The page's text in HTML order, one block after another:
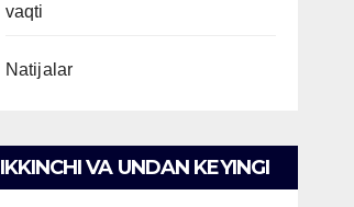
vaqti
Natijalar
IKKINCHI VA UNDAN KEYINGI